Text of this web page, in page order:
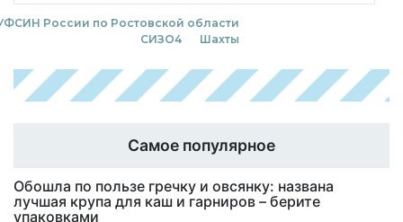
России по Ростовской области
СИЗО4
Шахты
Самое популярное
Обошла по пользе гречку и овсянку: названа
лучшая крупа для каш и гарниров – берите
упаковками